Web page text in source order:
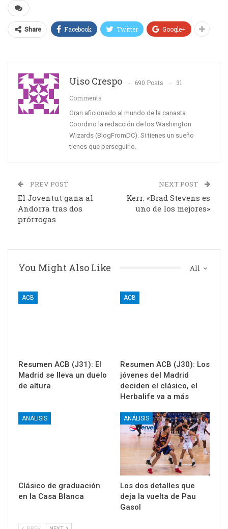
Share Facebook Twitter Google+
Uiso Crespo 690 Posts
31
Comments
Gran aficionado al mundo de la canasta.
Coordino la redacción de los Washington
Wizards (BlogFromDC). Si tienes un sueño
tienes que perseguirlo.
PREV POST
El Joventut gana al
Andorra tras dos
prórrogas
NEXT POST
Kerr: «Brad Stevens es
uno de los mejores»
All
You Might Also Like
ACB
Resumen ACB (J31): El
Madrid se lleva un duelo
de altura
ACB
Resumen ACB (J30): Los
jóvenes del Madrid
deciden el clásico, el
Herbalife va a más
ANÁLISIS
Clásico de graduación
en la Casa Blanca
ANÁLISIS
Los dos detalles que
deja la vuelta de Pau
Gasol